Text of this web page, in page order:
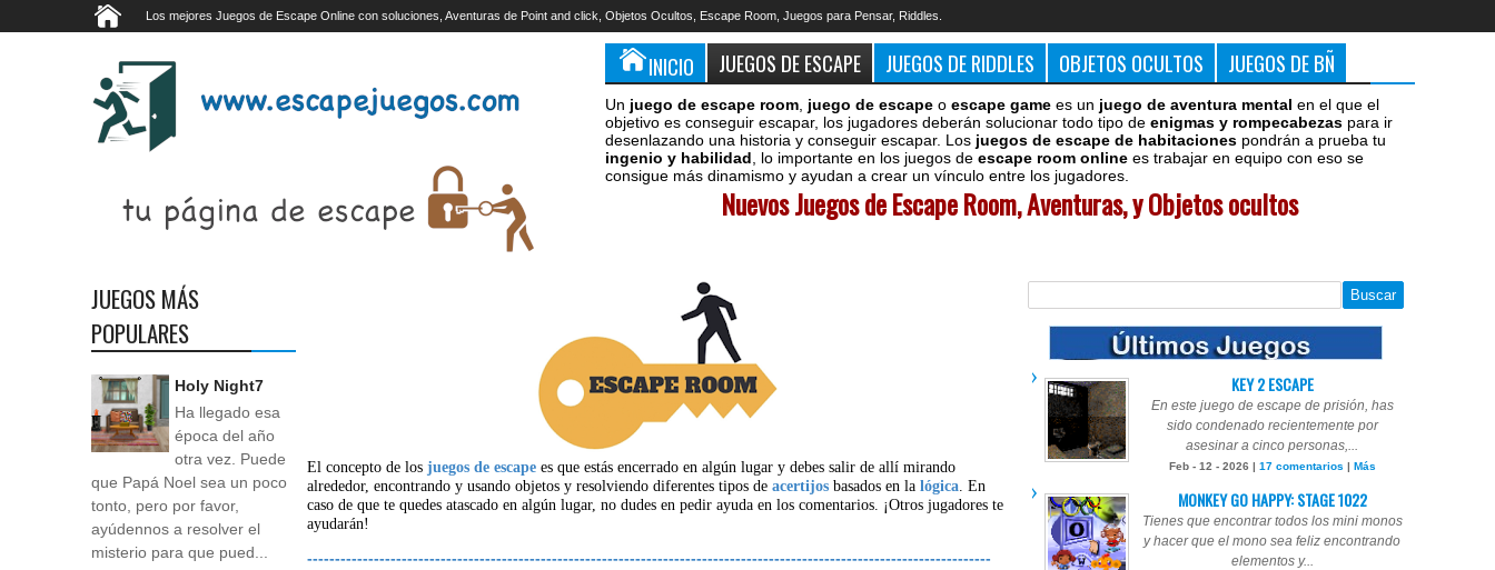
Los mejores Juegos de Escape Online con soluciones, Aventuras de Point and click, Objetos Ocultos, Escape Room, Juegos para Pensar, Riddles.
INICIO JUEGOS DE ESCAPE JUEGOS DE RIDDLES OBJETOS OCULTOS JUEGOS DE BÑ
Un juego de escape room juego de escape o escape game es un juego de aventura mental en el que el
objetivo es conseguir escapar, los jugadores deberán solucionar todo tipo de enigmas y rompecabezas para ir
desenlazando una historia y conseguir escapar. Los juegos de escape de habitaciones pondrán a prueba tu
ingenio y habilidad , lo importante en los juegos de escape room online es trabajar en equipo con eso se
consigue más dinamismo y ayudan a crear un vínculo entre los jugadores.
Nuevos Juegos de Escape Room, Aventuras, y Objetos ocultos
El concepto de losjuegos de escape es que estás encerrado en algún lugar y debes salir de allí mirando
alrededor, encontrando y usando objetos y resolviendo diferentes tipos deacertijos basados en lalógica. En
caso de que te quedes atascado en algún lugar, no dudes en pedir ayuda en los comentarios. ¡Otros jugadores te
ayudarán!
---------------------------------------------------------------------------------------------------------------------------
JUEGOS MÁS
POPULARES
Holy Night7
Ha llegado esa
época del año
otra vez. Puede
que Papá Noel sea un poco
tonto, pero por favor,
ayúdennos a resolver el
misterio para que pued...
KEY 2 ESCAPE
En este juego de escape de prisión, has
sido condenado recientemente por
asesinar a cinco personas,...
Feb - 12 - 2026 | 17 comentarios | Más
MONKEY GO HAPPY: STAGE 1022
Tienes que encontrar todos los mini monos
y hacer que el mono sea feliz encontrando
elementos y...